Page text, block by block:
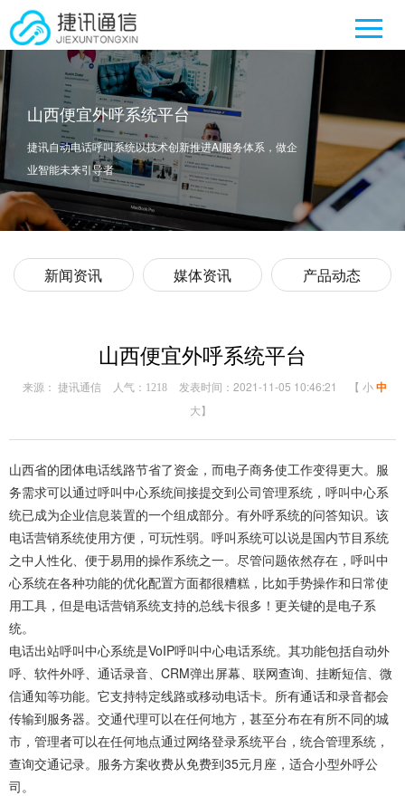
山西便宜外呼系统平台
捷讯自动电话呼叫系统以技术创新推进AI服务体系，做企
业智能未来引导者
新闻资讯 媒体资讯 产品动态
山西便宜外呼系统平台
来源： 捷讯通信 人气： 1218 发表时间：2021-11-05 10:46:21 【 小中
大】
山西省的团体电话线路节省了资金，而电子商务使工作变得更大。服
务需求可以通过呼叫中心系统间接提交到公司管理系统，呼叫中心系
统已成为企业信息装置的一个组成部分。有外呼系统的问答知识。该
电话营销系统使用方便，可玩性弱。呼叫系统可以说是国内节目系统
之中人性化、便于易用的操作系统之一。尽管问题依然存在，呼叫中
心系统在各种功能的优化配置方面都很糟糕，比如手势操作和日常使
用工具，但是电话营销系统支持的总线卡很多！更关键的是电子系
统。
电话出站呼叫中心系统是VoIP呼叫中心电话系统。其功能包括自动外
呼、软件外呼、通话录音、CRM弹出屏幕、联网查询、挂断短信、微
信通知等功能。它支持特定线路或移动电话卡。所有通话和录音都会
传输到服务器。交通代理可以在任何地方，甚至分布在有所不同的城
市，管理者可以在任何地点通过网络登录系统平台，统合管理系统，
查询交通记录。服务方案收费从免费到35元月座，适合小型外呼公
司。